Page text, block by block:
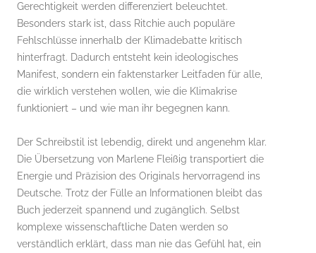
Gerechtigkeit werden differenziert beleuchtet.
Besonders stark ist, dass Ritchie auch populäre
Fehlschlüsse innerhalb der Klimadebatte kritisch
hinterfragt. Dadurch entsteht kein ideologisches
Manifest, sondern ein faktenstarker Leitfaden für alle,
die wirklich verstehen wollen, wie die Klimakrise
funktioniert – und wie man ihr begegnen kann.
Der Schreibstil ist lebendig, direkt und angenehm klar.
Die Übersetzung von Marlene Fleißig transportiert die
Energie und Präzision des Originals hervorragend ins
Deutsche. Trotz der Fülle an Informationen bleibt das
Buch jederzeit spannend und zugänglich. Selbst
komplexe wissenschaftliche Daten werden so
verständlich erklärt, dass man nie das Gefühl hat, ein